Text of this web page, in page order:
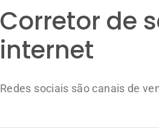
Corretor de
internet
Redes sociais são canais de